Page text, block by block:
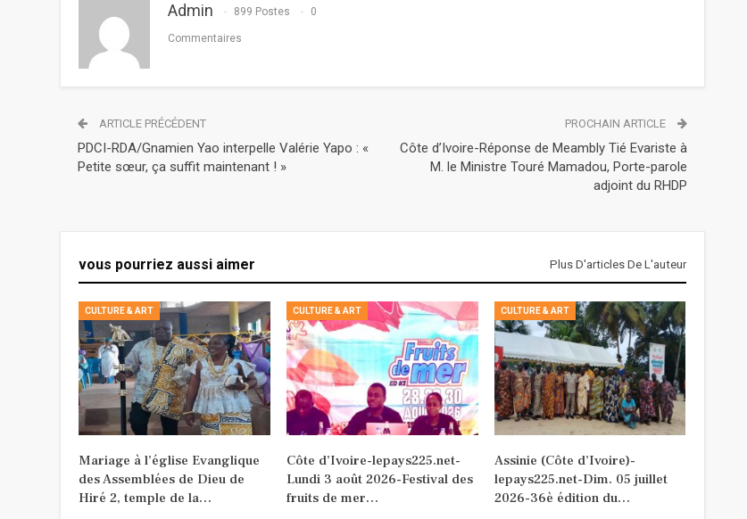
Admin 899 Postes 0
Commentaires
ARTICLE PRÉCÉDENT
PDCI-RDA/Gnamien Yao interpelle Valérie Yapo : «
Petite sœur, ça suffit maintenant ! »
PROCHAIN ARTICLE
Côte d’Ivoire-Réponse de Meambly Tié Evariste à
M. le Ministre Touré Mamadou, Porte-parole
adjoint du RHDP
vous pourriez aussi aimer Plus D'articles De L'auteur
CULTURE & ART
Mariage à l’église Evanglique
des Assemblées de Dieu de
Hiré 2, temple de la…
CULTURE & ART
Côte d’Ivoire-lepays225.net-
Lundi 3 août 2026-Festival des
fruits de mer…
CULTURE & ART
Assinie (Côte d’Ivoire)-
lepays225.net-Dim. 05 juillet
2026-36è édition du…